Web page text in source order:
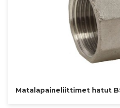
Matalapaineliittimet hatut